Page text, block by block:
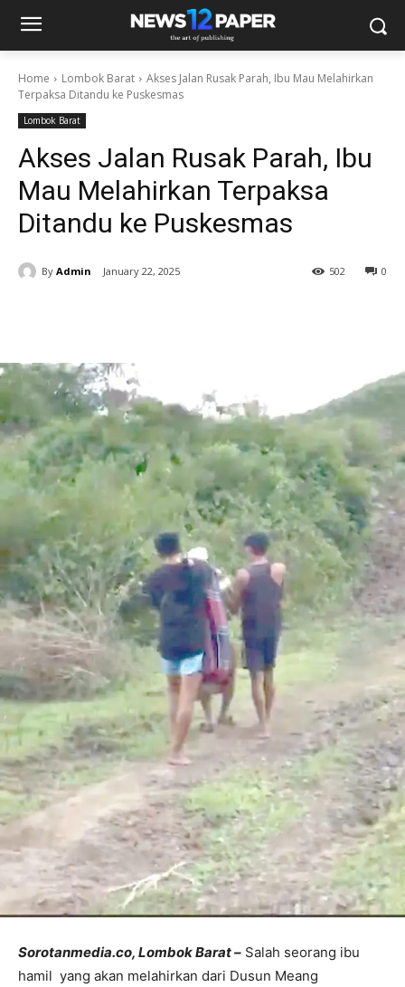
Home Lombok Barat
Akses Jalan Rusak Parah, Ibu Mau Melahirkan
Terpaksa Ditandu ke Puskesmas
Lombok Barat
Akses Jalan Rusak Parah, Ibu
Mau Melahirkan Terpaksa
Ditandu ke Puskesmas
By Admin January 22, 2025 0
502
Sorotanmedia.co, Lombok Barat – Salah seorang ibu
hamil yang akan melahirkan dari Dusun Meang